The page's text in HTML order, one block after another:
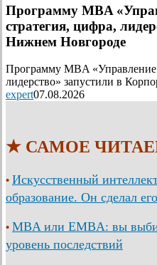
Программу MBA
стратегия, цифра,
Нижнем Новгороде
Программу MBA «Управление
лидерство» запустили в
expert07.08.2026
★ САМОЕ
• Искусственный
образование. Он сделал
• MBA или EMBA: вы
уровень последствий